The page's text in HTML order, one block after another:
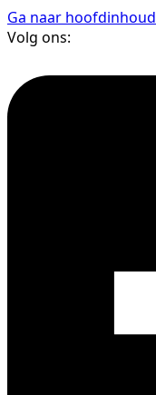
Ga naar hoofdinhoud
Volg ons: